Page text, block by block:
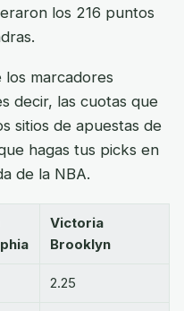
los 216 puntos
marcadores
decir, las cuotas que
sitios de apuestas de
hagas tus picks en
de la NBA.
Victoria
Brooklyn
2.25